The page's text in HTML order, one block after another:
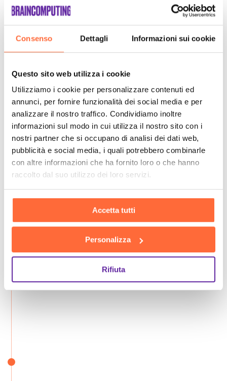
Consenso Dettagli Informazioni sui cookie
Questo sito web utilizza i cookie
Utilizziamo i cookie per personalizzare contenuti ed
annunci, per fornire funzionalità dei social media e per
analizzare il nostro traffico. Condividiamo inoltre
informazioni sul modo in cui utilizza il nostro sito con i
nostri partner che si occupano di analisi dei dati web,
pubblicità e social media, i quali potrebbero combinarle
con altre informazioni che ha fornito loro o che hanno
raccolto dal suo utilizzo dei loro servizi.
Accetta tutti
Personalizza
Rifiuta